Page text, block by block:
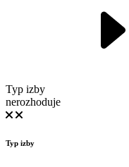
Typ izby
nerozhoduje
Typ izby